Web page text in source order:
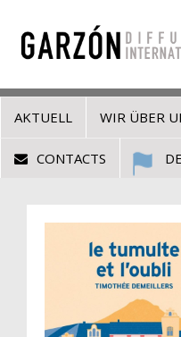
AKTUELL WIR ÜBER
CONTACTS